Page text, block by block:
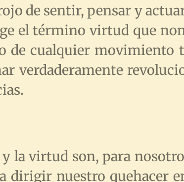
de sentir, pensar y
el término virtud que
de cualquier movimiento
verdaderamente
la virtud son, para
dirigir nuestro quehacer